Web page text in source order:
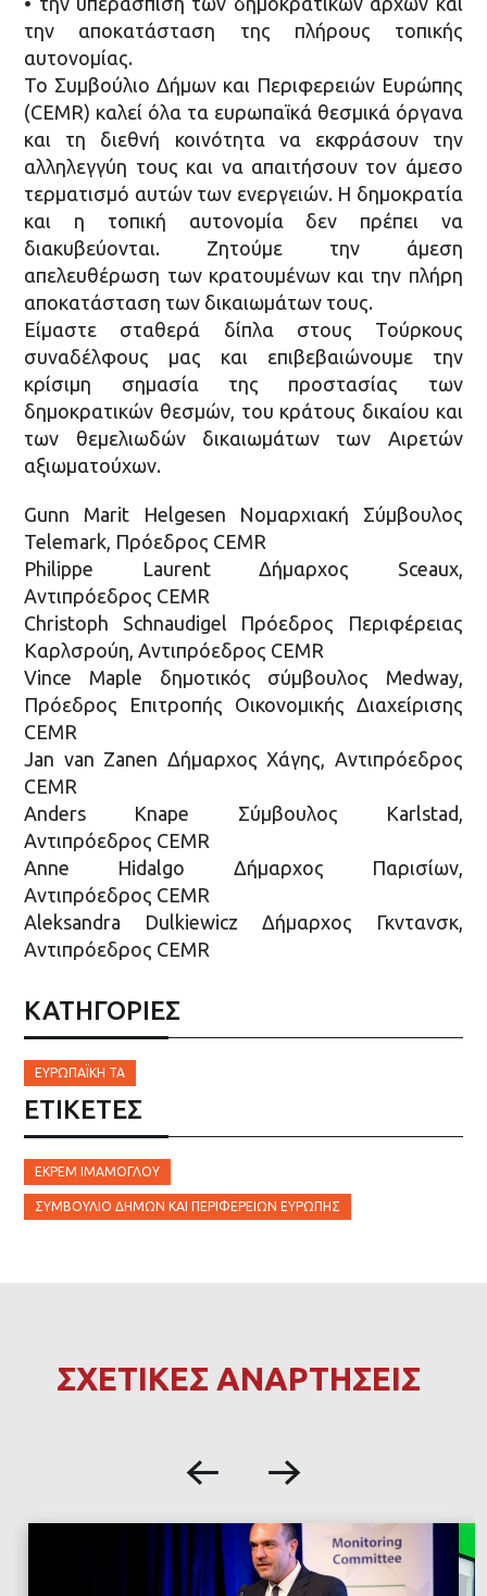
την αποκατάσταση της πλήρους τοπικής
αυτονομίας.
Το Συμβούλιο Δήμων και Περιφερειών Ευρώπης
(CEMR) καλεί όλα τα ευρωπαϊκά θεσμικά όργανα
και τη διεθνή κοινότητα να εκφράσουν την
αλληλεγγύη τους και να απαιτήσουν τον άμεσο
τερματισμό αυτών των ενεργειών. Η δημοκρατία
και η τοπική αυτονομία δεν πρέπει να
διακυβεύονται. Ζητούμε την άμεση
απελευθέρωση των κρατουμένων και την πλήρη
αποκατάσταση των δικαιωμάτων τους.
Είμαστε σταθερά δίπλα στους Τούρκους
συναδέλφους μας και επιβεβαιώνουμε την
κρίσιμη σημασία της προστασίας των
δημοκρατικών θεσμών, του κράτους δικαίου και
των θεμελιωδών δικαιωμάτων των Αιρετών
αξιωματούχων.
Gunn Marit Helgesen Νομαρχιακή Σύμβουλος
Telemark, Πρόεδρος CEMR
Philippe Laurent Δήμαρχος Sceaux,
Αντιπρόεδρος CEMR
Christoph Schnaudigel Πρόεδρος Περιφέρειας
Καρλσρούη, Αντιπρόεδρος CEMR
Vince Maple δημοτικός σύμβουλος Medway,
Πρόεδρος Επιτροπής Οικονομικής Διαχείρισης
CEMR
Jan van Zanen Δήμαρχος Χάγης, Αντιπρόεδρος
CEMR
Anders Knape Σύμβουλος Karlstad,
Αντιπρόεδρος CEMR
Anne Hidalgo Δήμαρχος Παρισίων,
Αντιπρόεδρος CEMR
Aleksandra Dulkiewicz Δήμαρχος Γκντανσκ,
Αντιπρόεδρος CEMR
ΚΑΤΗΓΟΡΙΕΣ
ΕΥΡΩΠΑΪΚΉ ΤΑ
ΕΤΙΚΈΤΕΣ
ΕΚΡΈΜ ΙΜΆΜΟΓΛΟΥ
ΣΥΜΒΟΎΛΙΟ ΔΉΜΩΝ ΚΑΙ ΠΕΡΙΦΕΡΕΙΏΝ ΕΥΡΏΠΗΣ
ΣΧΕΤΙΚΕΣ ΑΝΑΡΤΗΣΕΙΣ